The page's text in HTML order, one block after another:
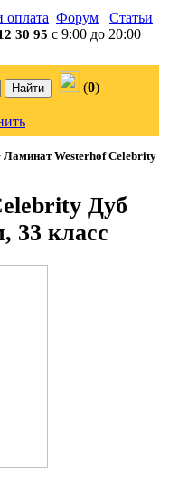
оплата Форум
Статьи
30 95 с 9:00 до 20:00
(0)
Ламинат Westerhof Celebrity
Дуб
33 класс